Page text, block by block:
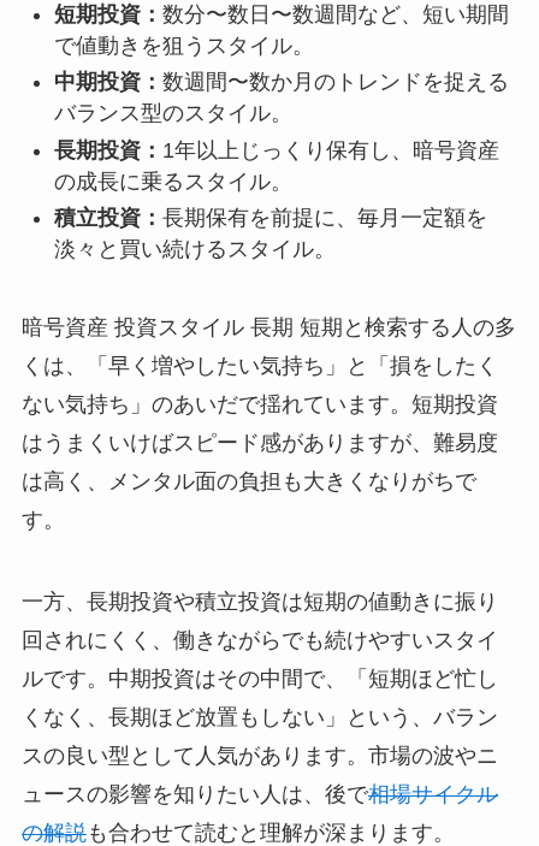
短期投資： 数分〜数日〜数週間など、短い期間
で値動きを狙うスタイル。
中期投資： 数週間〜数か月のトレンドを捉える
バランス型のスタイル。
長期投資： 1年以上じっくり保有し、暗号資産
の成長に乗るスタイル。
積立投資： 長期保有を前提に、毎月一定額を
淡々と買い続けるスタイル。
暗号資産 投資スタイル 長期 短期と検索する人の多
くは、「早く増やしたい気持ち」と「損をしたく
ない気持ち」のあいだで揺れています。短期投資
はうまくいけばスピード感がありますが、難易度
は高く、メンタル面の負担も大きくなりがちで
す。
一方、長期投資や積立投資は短期の値動きに振り
回されにくく、働きながらでも続けやすいスタイ
ルです。中期投資はその中間で、「短期ほど忙し
くなく、長期ほど放置もしない」という、バラン
スの良い型として人気があります。市場の波やニ
ュースの影響を知りたい人は、後で相場サイクル
の解説も合わせて読むと理解が深まります。